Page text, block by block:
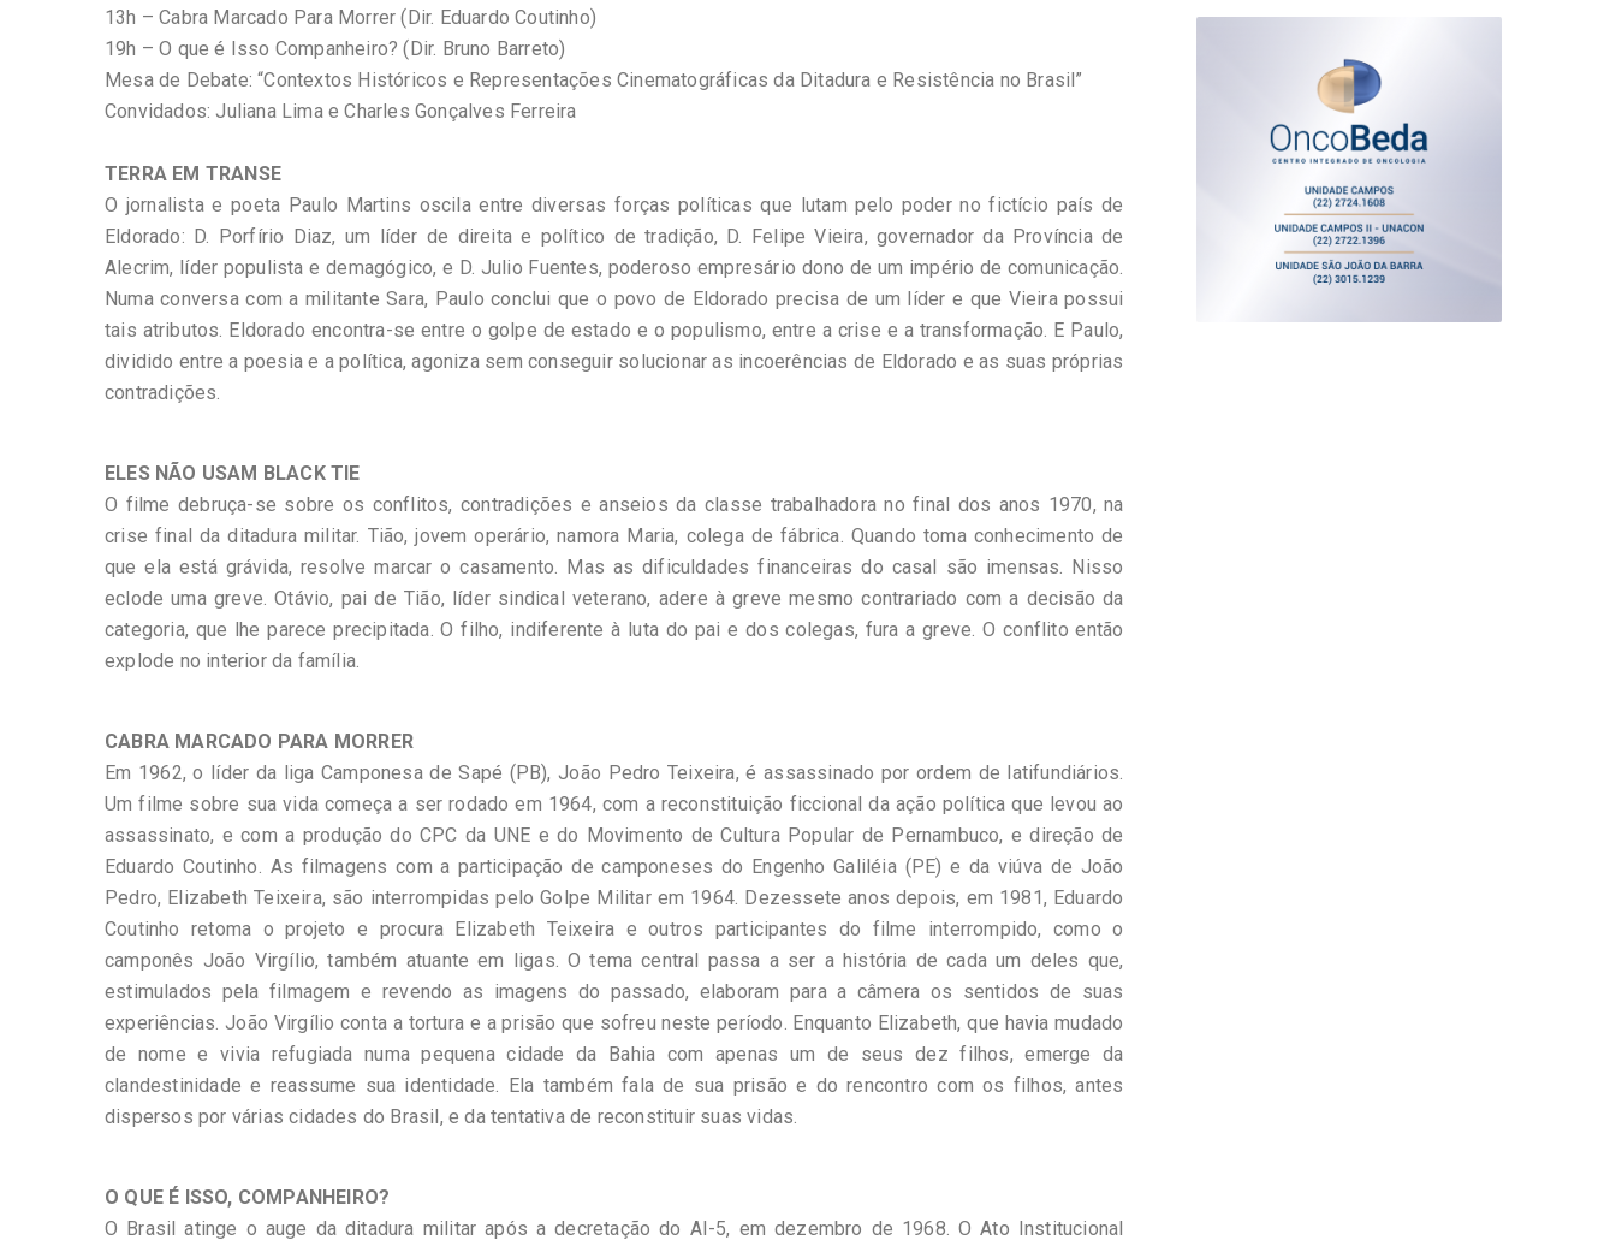
13h – Cabra Marcado Para Morrer (Dir. Eduardo Coutinho)
19h – O que é Isso Companheiro? (Dir. Bruno Barreto)
Mesa de Debate: “Contextos Históricos e Representações Cinematográficas da Ditadura e Resistência no Brasil”
Convidados: Juliana Lima e Charles Gonçalves Ferreira
TERRA EM TRANSE
O jornalista e poeta Paulo Martins oscila entre diversas forças políticas que lutam pelo poder no fictício país de
Eldorado: D. Porfírio Diaz, um líder de direita e político de tradição, D. Felipe Vieira, governador da Província de
Alecrim, líder populista e demagógico, e D. Julio Fuentes, poderoso empresário dono de um império de comunicação.
Numa conversa com a militante Sara, Paulo conclui que o povo de Eldorado precisa de um líder e que Vieira possui
tais atributos. Eldorado encontra-se entre o golpe de estado e o populismo, entre a crise e a transformação. E Paulo,
dividido entre a poesia e a política, agoniza sem conseguir solucionar as incoerências de Eldorado e as suas próprias
contradições.
ELES NÃO USAM BLACK TIE
O filme debruça-se sobre os conflitos, contradições e anseios da classe trabalhadora no final dos anos 1970, na
crise final da ditadura militar. Tião, jovem operário, namora Maria, colega de fábrica. Quando toma conhecimento de
que ela está grávida, resolve marcar o casamento. Mas as dificuldades financeiras do casal são imensas. Nisso
eclode uma greve. Otávio, pai de Tião, líder sindical veterano, adere à greve mesmo contrariado com a decisão da
categoria, que lhe parece precipitada. O filho, indiferente à luta do pai e dos colegas, fura a greve. O conflito então
explode no interior da família.
CABRA MARCADO PARA MORRER
Em 1962, o líder da liga Camponesa de Sapé (PB), João Pedro Teixeira, é assassinado por ordem de latifundiários.
Um filme sobre sua vida começa a ser rodado em 1964, com a reconstituição ficcional da ação política que levou ao
assassinato, e com a produção do CPC da UNE e do Movimento de Cultura Popular de Pernambuco, e direção de
Eduardo Coutinho. As filmagens com a participação de camponeses do Engenho Galiléia (PE) e da viúva de João
Pedro, Elizabeth Teixeira, são interrompidas pelo Golpe Militar em 1964. Dezessete anos depois, em 1981, Eduardo
Coutinho retoma o projeto e procura Elizabeth Teixeira e outros participantes do filme interrompido, como o
camponês João Virgílio, também atuante em ligas. O tema central passa a ser a história de cada um deles que,
estimulados pela filmagem e revendo as imagens do passado, elaboram para a câmera os sentidos de suas
experiências. João Virgílio conta a tortura e a prisão que sofreu neste período. Enquanto Elizabeth, que havia mudado
de nome e vivia refugiada numa pequena cidade da Bahia com apenas um de seus dez filhos, emerge da
clandestinidade e reassume sua identidade. Ela também fala de sua prisão e do rencontro com os filhos, antes
dispersos por várias cidades do Brasil, e da tentativa de reconstituir suas vidas.
O QUE É ISSO, COMPANHEIRO?
O Brasil atinge o auge da ditadura militar após a decretação do AI-5, em dezembro de 1968. O Ato Institucional